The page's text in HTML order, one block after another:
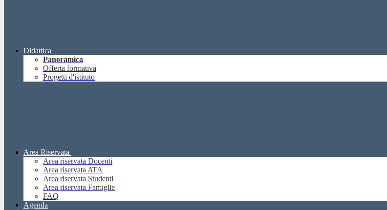
Didattica
Panoramica
Offerta formativa
Progetti d'istituto
Area Riservata
Area riservata Docenti
Area riservata ATA
Area riservata Studenti
Area riservata Famiglie
FAQ
Agenda